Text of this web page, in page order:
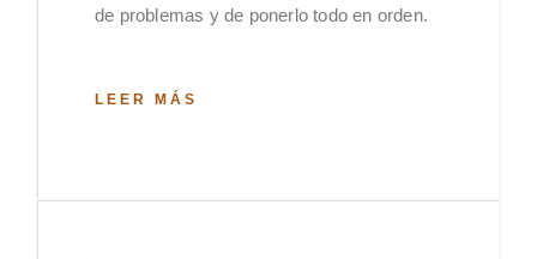
de problemas y de ponerlo todo en orden.
LEER MÁS